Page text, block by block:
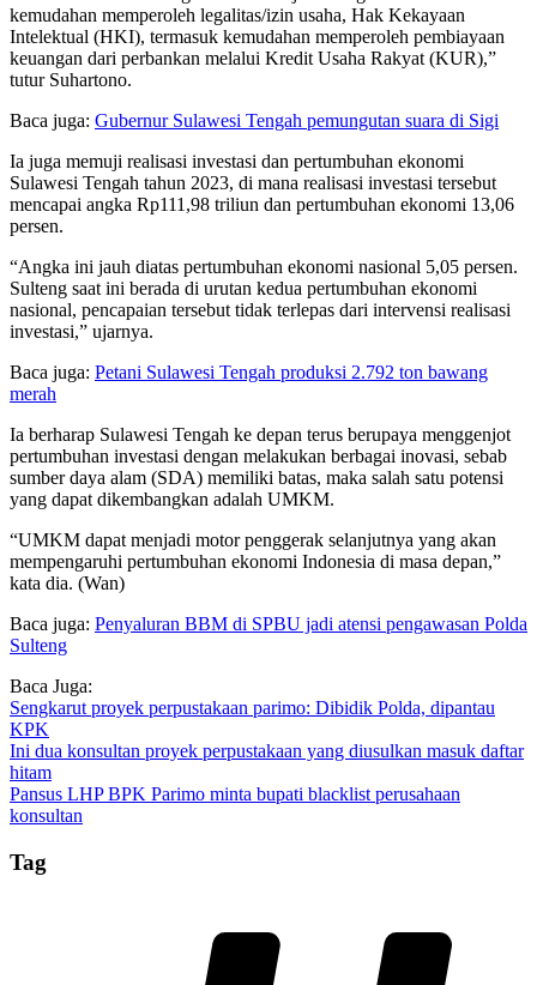
kemudahan memperoleh legalitas/izin usaha, Hak Kekayaan
Intelektual (HKI), termasuk kemudahan memperoleh pembiayaan
keuangan dari perbankan melalui Kredit Usaha Rakyat (KUR),”
tutur Suhartono.
Baca juga: Gubernur Sulawesi Tengah pemungutan suara di Sigi
Ia juga memuji realisasi investasi dan pertumbuhan ekonomi
Sulawesi Tengah tahun 2023, di mana realisasi investasi tersebut
mencapai angka Rp111,98 triliun dan pertumbuhan ekonomi 13,06
persen.
“Angka ini jauh diatas pertumbuhan ekonomi nasional 5,05 persen.
Sulteng saat ini berada di urutan kedua pertumbuhan ekonomi
nasional, pencapaian tersebut tidak terlepas dari intervensi realisasi
investasi,” ujarnya.
Baca juga: Petani Sulawesi Tengah produksi 2.792 ton bawang
merah
Ia berharap Sulawesi Tengah ke depan terus berupaya menggenjot
pertumbuhan investasi dengan melakukan berbagai inovasi, sebab
sumber daya alam (SDA) memiliki batas, maka salah satu potensi
yang dapat dikembangkan adalah UMKM.
“UMKM dapat menjadi motor penggerak selanjutnya yang akan
mempengaruhi pertumbuhan ekonomi Indonesia di masa depan,”
kata dia. (Wan)
Baca juga: Penyaluran BBM di SPBU jadi atensi pengawasan Polda
Sulteng
Baca Juga:
Sengkarut proyek perpustakaan parimo: Dibidik Polda, dipantau
KPK
Ini dua konsultan proyek perpustakaan yang diusulkan masuk daftar
hitam
Pansus LHP BPK Parimo minta bupati blacklist perusahaan
konsultan
Tag